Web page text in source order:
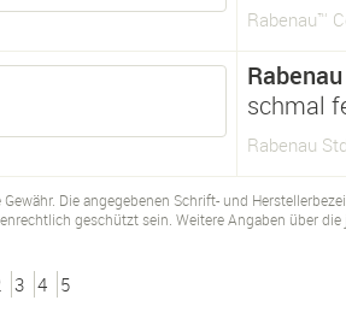
Rabenau™
Rabenau
schmal
Rabenau
Gewähr. Die angegebenen Schrift- und
geschützt sein. Weitere Angaben über die
3 4 5